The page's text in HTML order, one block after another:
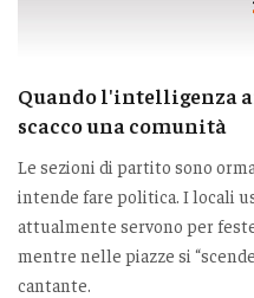
Quando l'intelligenza
scacco una comunità
Le sezioni di partito sono
intende fare politica. I locali
attualmente servono per
mentre nelle piazze si
cantante.